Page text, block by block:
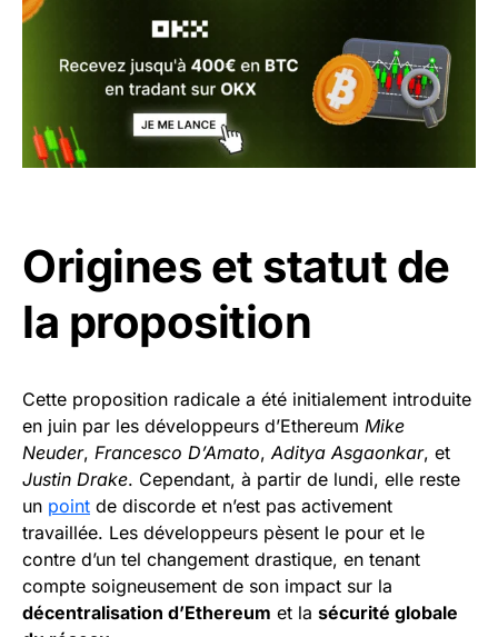
Origines et statut de
la proposition
Cette proposition radicale a été initialement introduite
en juin par les développeurs d’Ethereum Mike
Neuder, Francesco D’Amato, Aditya Asgaonkar, et
Justin Drake. Cependant, à partir de lundi, elle reste
un point de discorde et n’est pas activement
travaillée. Les développeurs pèsent le pour et le
contre d’un tel changement drastique, en tenant
compte soigneusement de son impact sur la
décentralisation d’Ethereum et la sécurité globale